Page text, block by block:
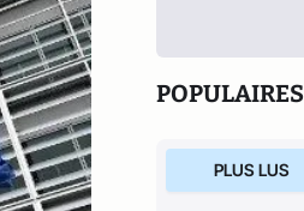
POPULAIRES
PLUS LUS